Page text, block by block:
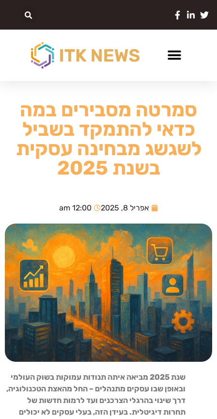
סמרטה מסבירים במה
כדאי להתמקד בשביל
לשגשג מבחינה עסקית
בשנת 2025
אפריל 8, 2025 12:00 am
שנת 2025 מביאה איתה תנודות עמוקות בשוק העולמי
ובאופן שבו עסקים מתנהלים – החל מהאצת הטכנולוגיה,
דרך שינוי בהרגלי הצרכנים ועד לרמות חדשות של
תחרות דיגיטלית. בעידן הזה, בעלי עסקים לא יכולים